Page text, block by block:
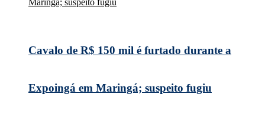
Cavalo de R$ 150 mil é furtado durante a
Expoingá em Maringá; suspeito fugiu